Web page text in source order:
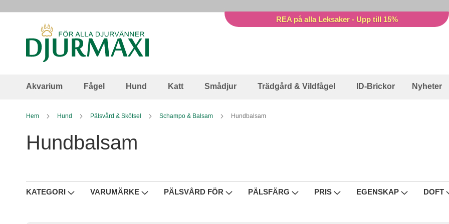
REA på alla Leksaker - Upp till 15%
Akvarium Fågel Hund Katt Smådjur Trädgård & Vildfågel ID-Brickor Nyheter
Hem Hund Pälsvård & Skötsel Schampo & Balsam Hundbalsam
Hundbalsam
KATEGORI VARUMÄRKE PÄLSVÅRD FÖR PÄLSFÄRG PRIS EGENSKAP DOFT